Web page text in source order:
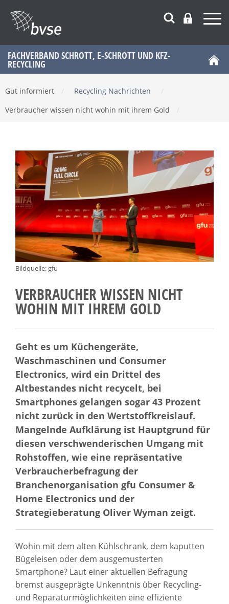
FACHVERBAND SCHROTT, E-SCHROTT UND KFZ-
RECYCLING
Gut informiert Recycling Nachrichten
Verbraucher wissen nicht wohin mit ihrem Gold
Bildquelle: gfu
VERBRAUCHER WISSEN NICHT
WOHIN MIT IHREM GOLD
Geht es um Küchengeräte,
Waschmaschinen und Consumer
Electronics, wird ein Drittel des
Altbestandes nicht recycelt, bei
Smartphones gelangen sogar 43 Prozent
nicht zurück in den Wertstoffkreislauf.
Mangelnde Aufklärung ist Hauptgrund für
diesen verschwenderischen Umgang mit
Rohstoffen, wie eine repräsentative
Verbraucherbefragung der
Branchenorganisation gfu Consumer &
Home Electronics und der
Strategieberatung Oliver Wyman zeigt.
Wohin mit dem alten Kühlschrank, dem kaputten
Bügeleisen oder dem ausgemusterten
Smartphone? Laut einer aktuellen Befragung
bremst ausgeprägte Unkenntnis über Recycling-
und Reparaturmöglichkeiten eine effiziente